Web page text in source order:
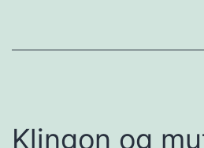
Klingon og